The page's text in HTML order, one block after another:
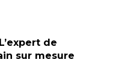
de
sur mesure